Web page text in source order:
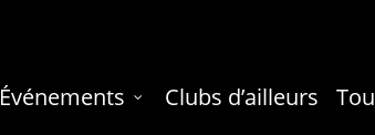
Événements Clubs d’ailleurs